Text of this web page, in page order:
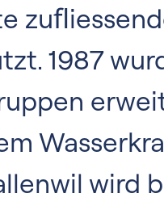
1987
wird